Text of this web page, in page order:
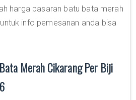
harga pasaran batu bata merah
info pemesanan anda bisa
Merah Cikarang Per Biji